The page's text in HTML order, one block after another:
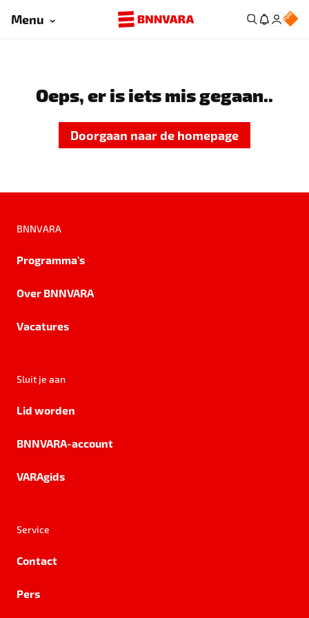
Menu
Oeps, er is iets mis gegaan..
Doorgaan naar de homepage
BNNVARA
Programma's
Over BNNVARA
Vacatures
Sluit je aan
Lid worden
BNNVARA-account
VARAgids
Service
Contact
Pers